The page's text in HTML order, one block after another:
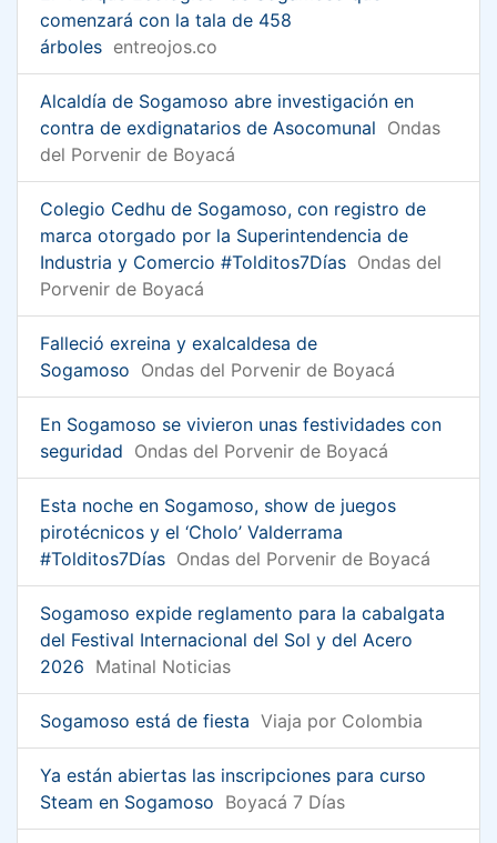
comenzará con la tala de 458
árboles entreojos.co
Alcaldía de Sogamoso abre investigación en
contra de exdignatarios de Asocomunal Ondas
del Porvenir de Boyacá
Colegio Cedhu de Sogamoso, con registro de
marca otorgado por la Superintendencia de
Industria y Comercio #Tolditos7Días Ondas del
Porvenir de Boyacá
Falleció exreina y exalcaldesa de
Sogamoso Ondas del Porvenir de Boyacá
En Sogamoso se vivieron unas festividades con
seguridad Ondas del Porvenir de Boyacá
Esta noche en Sogamoso, show de juegos
pirotécnicos y el ‘Cholo’ Valderrama
#Tolditos7Días Ondas del Porvenir de Boyacá
Sogamoso expide reglamento para la cabalgata
del Festival Internacional del Sol y del Acero
2026 Matinal Noticias
Sogamoso está de fiesta Viaja por Colombia
Ya están abiertas las inscripciones para curso
Steam en Sogamoso Boyacá 7 Días